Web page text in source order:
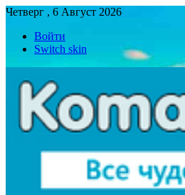
Четверг , 6 Август 2026
Войти
Switch skin